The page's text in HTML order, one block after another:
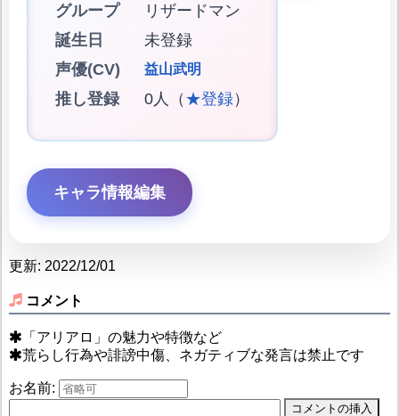
グループ
リザードマン
誕生日
未登録
声優(CV)
益山武明
推し登録 0人（ ★登録）
キャラ情報編集
更新: 2022/12/01
コメント
「アリアロ」の魅力や特徴など
荒らし行為や誹謗中傷、ネガティブな発言は禁止です
お名前: